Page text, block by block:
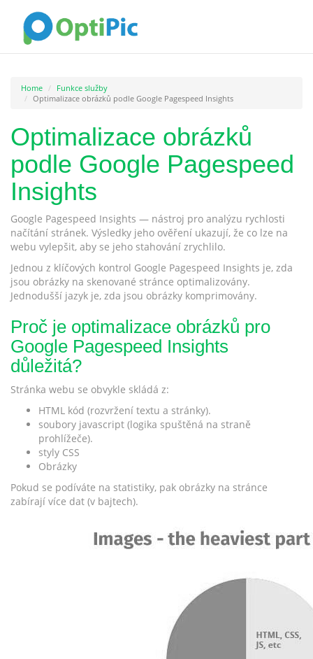
Home
Funkce služby
Optimalizace obrázků podle Google Pagespeed Insights
Optimalizace obrázků
podle Google Pagespeed
Insights
Google Pagespeed Insights — nástroj pro analýzu rychlosti
načítání stránek. Výsledky jeho ověření ukazují, že co lze na
webu vylepšit, aby se jeho stahování zrychlilo.
Jednou z klíčových kontrol Google Pagespeed Insights je, zda
jsou obrázky na skenované stránce optimalizovány.
Jednodušší jazyk je, zda jsou obrázky komprimovány.
Proč je optimalizace obrázků pro
Google Pagespeed Insights
důležitá?
Stránka webu se obvykle skládá z:
HTML kód (rozvržení textu a stránky).
soubory javascript (logika spuštěná na straně
prohlížeče).
styly CSS
Obrázky
Pokud se podíváte na statistiky, pak obrázky na stránce
zabírají více dat (v bajtech).